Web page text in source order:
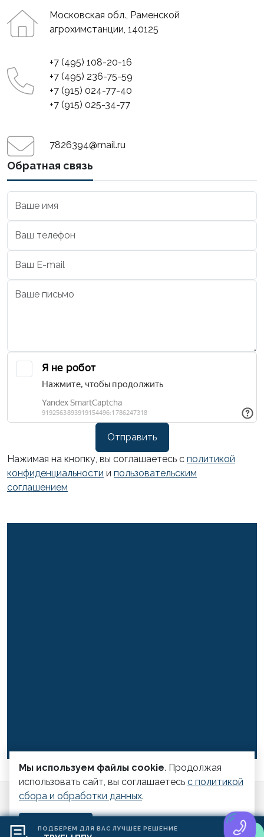
Московская обл., Раменской
агрохимстанции, 140125
+7 (495) 108-20-16
+7 (495) 236-75-59
+7 (915) 024-77-40
+7 (915) 025-34-77
7826394@mail.ru
Обратная связь
Отправить
Нажимая на кнопку, вы соглашаетесь с политикой
конфиденциальности и пользовательским
соглашением
© Компания Модуль 2022 - 2026.
Политика конфиденциальности
Пользовательское
Мы используем файлы cookie. Продолжая
использовать сайт, вы соглашаетесь с политикой
сбора и обработки данных.
ПОДБЕРЕМ ДЛЯ ВАС ЛУЧШЕЕ РЕШЕНИЕ